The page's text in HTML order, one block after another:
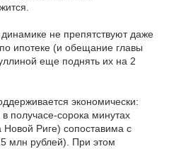
не препятствуют даже
ипотеке (и обещание главы
еще поднять их на 2
экономически:
получасе-сорока минутах
Риге) сопоставима с
млн рублей). При этом